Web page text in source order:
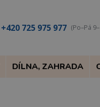
+420 725 975 977 (Po–Pá
DÍLNA, ZAHRADA